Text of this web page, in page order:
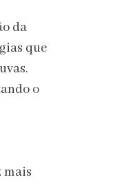
da
que
o
mais